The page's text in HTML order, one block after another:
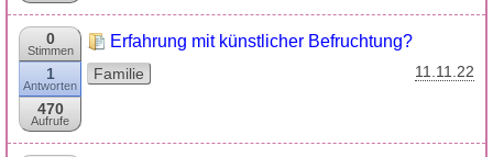
0
Stimmen
1
Antworten
470
Aufrufe
Erfahrung mit künstlicher Befruchtung?
Familie 11.11.22